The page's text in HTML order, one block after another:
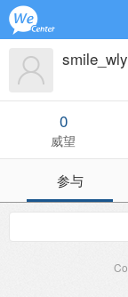
smile_wly
0
威望
参与